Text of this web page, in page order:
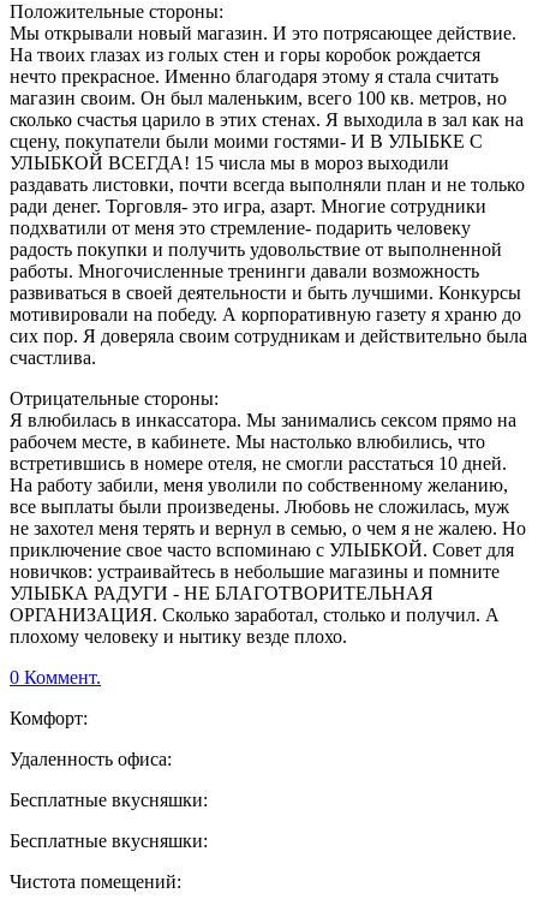
Положительные стороны:
Мы открывали новый магазин. И это потрясающее действие.
На твоих глазах из голых стен и горы коробок рождается
нечто прекрасное. Именно благодаря этому я стала считать
магазин своим. Он был маленьким, всего 100 кв. метров, но
сколько счастья царило в этих стенах. Я выходила в зал как на
сцену, покупатели были моими гостями- И В УЛЫБКЕ С
УЛЫБКОЙ ВСЕГДА! 15 числа мы в мороз выходили
раздавать листовки, почти всегда выполняли план и не только
ради денег. Торговля- это игра, азарт. Многие сотрудники
подхватили от меня это стремление- подарить человеку
радость покупки и получить удовольствие от выполненной
работы. Многочисленные тренинги давали возможность
развиваться в своей деятельности и быть лучшими. Конкурсы
мотивировали на победу. А корпоративную газету я храню до
сиx пор. Я доверяла своим сотрудникам и действительно была
счастлива.
Отрицательные стороны:
Я влюбилась в инкассатора. Мы занимались сексом прямо на
рабочем месте, в кабинете. Мы настолько влюбились, что
встретившись в номере отеля, не смогли расстаться 10 дней.
На работу забили, меня уволили по собственному желанию,
все выплаты были произведены. Любовь не сложилась, муж
не захотел меня терять и вернул в семью, о чем я не жалею. Но
приключение свое часто вспоминаю с УЛЫБКОЙ. Совет для
новичков: устраивайтесь в небольшие магазины и помните
УЛЫБКА РАДУГИ - НЕ БЛАГОТВОРИТЕЛЬНАЯ
ОРГАНИЗАЦИЯ. Сколько заработал, столько и получил. А
плохому человеку и нытику везде плохо.
0 Коммент.
Комфорт:
Удаленность офиса:
Бесплатные вкусняшки:
Бесплатные вкусняшки:
Чистота помещений: